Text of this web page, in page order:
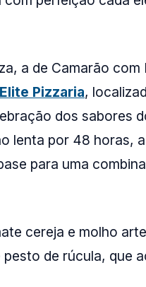
a de Camarão com
Elite Pizzaria,
dos sabores
lenta por 48 horas,
para uma
cereja e molho
de rúcula, que